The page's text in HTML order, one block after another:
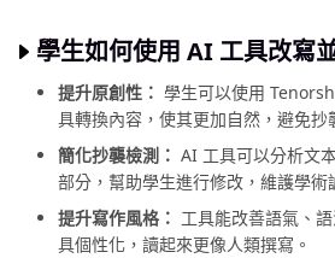
學生如何使用 AI 工具改寫
提升原創性： 學生可以使用
具轉換內容，使其更加自然，避免抄
簡化抄襲檢測： AI 工具可以分析文
部分，幫助學生進行修改，維護學術
提升寫作風格： 工具能改善語氣、
具個性化，讀起來更像人類撰寫。